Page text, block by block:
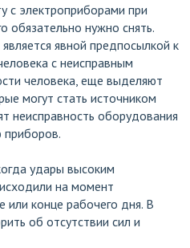
с электроприборами при
обязательно нужно снять.
явной предпосылкой к
с неисправным
человека, еще выделяют
могут стать источником
неисправность оборудования
удары высоким
на момент
или конце рабочего дня. В
об отсутствии сил и